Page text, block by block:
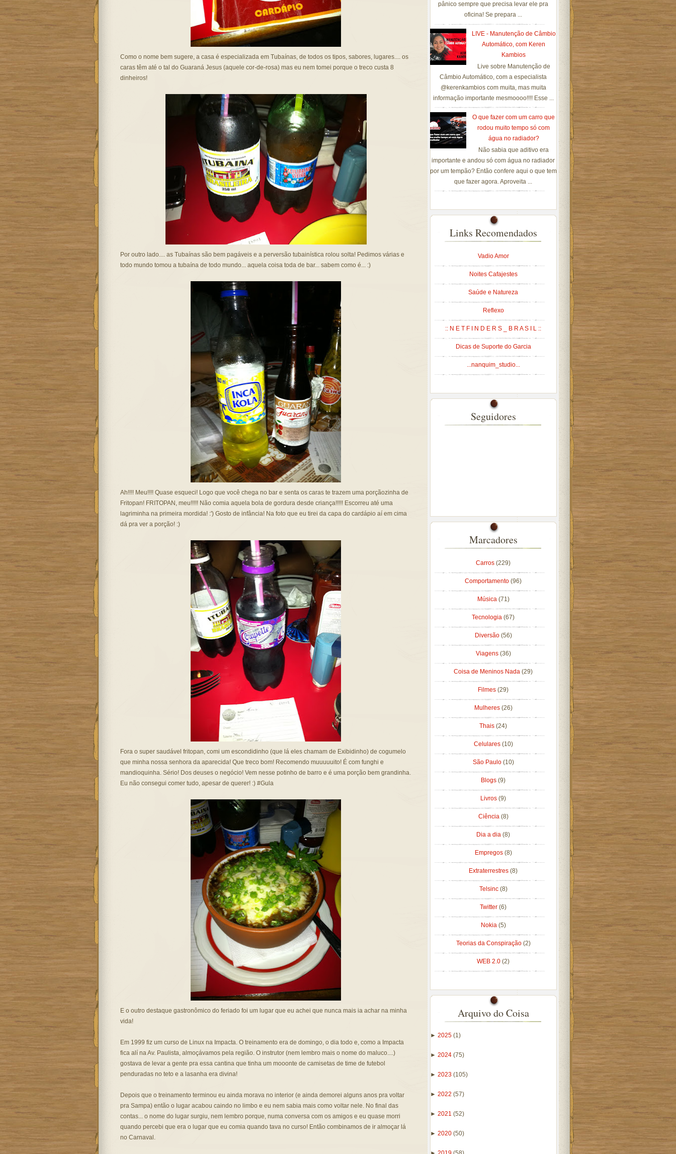
Como o nome bem sugere, a casa é especializada em Tubaínas, de todos os tipos, sabores, lugares.... os
caras têm até o tal do Guaraná Jesus (aquele cor-de-rosa) mas eu nem tomei porque o treco custa 8
dinheiros!
Por outro lado.... as Tubaínas são bem pagáveis e a perversão tubainística rolou solta! Pedimos várias e
todo mundo tomou a tubaína de todo mundo... aquela coisa toda de bar... sabem como é... :)
Ah!!!! Meu!!!! Quase esqueci! Logo que você chega no bar e senta os caras te trazem uma porçãozinha de
Fritopan! FRITOPAN, meu!!!!! Não comia aquela bola de gordura desde criança!!!!! Escorreu até uma
lagriminha na primeira mordida! :') Gosto de infância! Na foto que eu tirei da capa do cardápio aí em cima
dá pra ver a porção! :)
Fora o super saudável fritopan, comi um escondidinho (que lá eles chamam de Exibidinho) de cogumelo
que minha nossa senhora da aparecida! Que treco bom! Recomendo muuuuuito! É com funghi e
mandioquinha. Sério! Dos deuses o negócio! Vem nesse potinho de barro e é uma porção bem grandinha.
Eu não consegui comer tudo, apesar de querer! :) #Gula
E o outro destaque gastronômico do feriado foi um lugar que eu achei que nunca mais ia achar na minha
vida!
Em 1999 fiz um curso de Linux na Impacta. O treinamento era de domingo, o dia todo e, como a Impacta
fica alí na Av. Paulista, almoçávamos pela região. O instrutor (nem lembro mais o nome do maluco....)
gostava de levar a gente pra essa cantina que tinha um mooonte de camisetas de time de futebol
penduradas no teto e a lasanha era divina!
Depois que o treinamento terminou eu ainda morava no interior (e ainda demorei alguns anos pra voltar
pra Sampa) então o lugar acabou caindo no limbo e eu nem sabia mais como voltar nele. No final das
contas... o nome do lugar surgiu, nem lembro porque, numa conversa com os amigos e eu quase morri
quando percebi que era o lugar que eu comia quando tava no curso! Então combinamos de ir almoçar lá
no Carnaval.
pânico sempre que precisa levar ele pra
oficina! Se prepara ...
LIVE - Manutenção de Câmbio
Automático, com Keren
Kambios
Live sobre Manutenção de
Câmbio Automático, com a especialista
@kerenkambios com muita, mas muita
informação importante mesmoooo!!!! Esse ...
O que fazer com um carro que
rodou muito tempo só com
água no radiador?
Não sabia que aditivo era
importante e andou só com água no radiador
por um tempão? Então confere aqui o que tem
que fazer agora. Aproveita ...
Links Recomendados
Vadio Amor
Noites Cafajestes
Saúde e Natureza
Reflexo
:: N E T F I N D E R S _ B R A S I L ::
Dicas de Suporte do Garcia
...nanquim_studio...
Seguidores
Marcadores
Carros (229)
Comportamento (96)
Música (71)
Tecnologia (67)
Diversão (56)
Viagens (36)
Coisa de Meninos Nada (29)
Filmes (29)
Mulheres (26)
Thais (24)
Celulares (10)
São Paulo (10)
Blogs (9)
Livros (9)
Ciência (8)
Dia a dia (8)
Empregos (8)
Extraterrestres (8)
Telsinc (8)
Twitter (6)
Nokia (5)
Teorias da Conspiração (2)
WEB 2.0 (2)
Arquivo do Coisa
► 2025 (1)
► 2024 (75)
► 2023 (105)
► 2022 (57)
► 2021 (52)
► 2020 (50)